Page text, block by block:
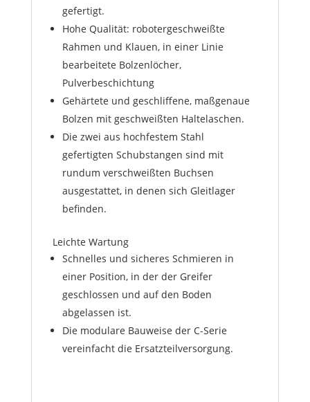
gefertigt.
Hohe Qualität: robotergeschweißte
Rahmen und Klauen, in einer Linie
bearbeitete Bolzenlöcher,
Pulverbeschichtung
Gehärtete und geschliffene, maßgenaue
Bolzen mit geschweißten Haltelaschen.
Die zwei aus hochfestem Stahl
gefertigten Schubstangen sind mit
rundum verschweißten Buchsen
ausgestattet, in denen sich Gleitlager
befinden.
Leichte Wartung
Schnelles und sicheres Schmieren in
einer Position, in der der Greifer
geschlossen und auf den Boden
abgelassen ist.
Die modulare Bauweise der C-Serie
vereinfacht die Ersatzteilversorgung.